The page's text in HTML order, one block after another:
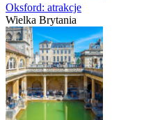
Oksford: atrakcje
Wielka Brytania